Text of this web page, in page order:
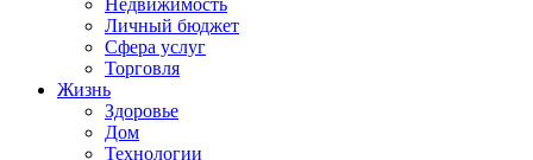
Недвижимость
Личный бюджет
Сфера услуг
Торговля
Жизнь
Здоровье
Дом
Технологии